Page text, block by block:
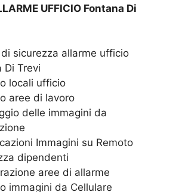
UFFICIO Fontana Di
sicurezza allarme ufficio
Di Trevi
locali ufficio
aree di lavoro
delle immagini da
Immagini su Remoto
dipendenti
aree di allarme
immagini da Cellulare